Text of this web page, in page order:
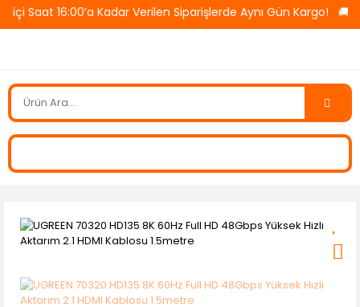
16:00’a Kadar Verilen Siparişlerde Aynı Gün Kargo! 🚚